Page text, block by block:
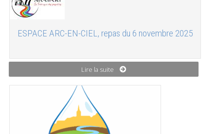
ESPACE ARC-EN-CIEL, repas du 6 novembre 2025
Lire la suite